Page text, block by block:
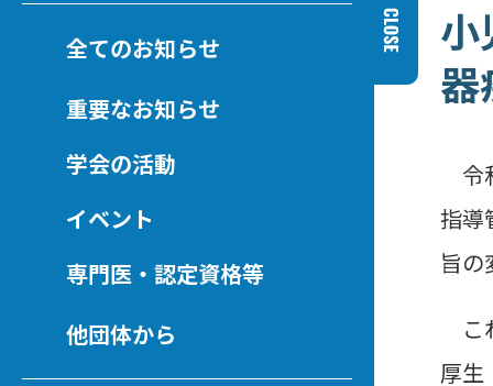
全てのお知らせ
重要なお知らせ
学会の活動
イベント
専門医・認定資格等
他団体から
小
器
令
指導
旨の
こ
厚生